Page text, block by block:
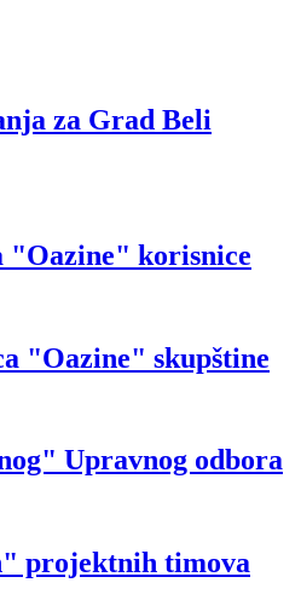
za Grad Beli
"Oazine" korisnice
"Oazine" skupštine
Upravnog odbora
projektnih timova